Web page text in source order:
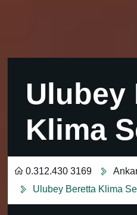
Ulubey
Klima
0.312.430 3169
Ulubey Beretta Klima